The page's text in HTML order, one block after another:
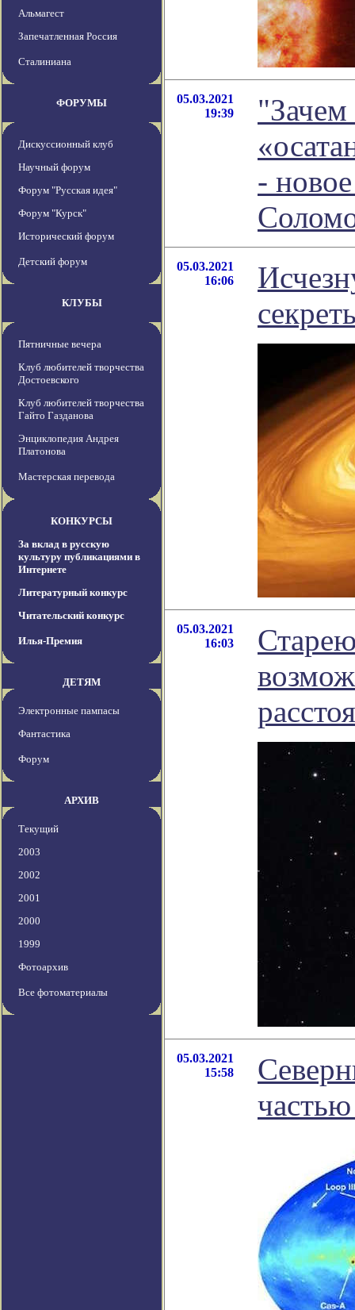
Альмагест
Запечатленная Россия
Сталиниана
ФОРУМЫ
Дискуссионный клуб
Научный форум
Форум "Русская идея"
Форум "Курск"
Исторический форум
Детский форум
КЛУБЫ
Пятничные вечера
Клуб любителей творчества
Достоевского
Клуб любителей творчества
Гайто Газданова
Энциклопедия Андрея
Платонова
Мастерская перевода
КОНКУРСЫ
За вклад в русскую
культуру публикациями в
Интернете
Литературный конкурс
Читательский конкурс
Илья-Премия
ДЕТЯМ
Электронные пампасы
Фантастика
Форум
АРХИВ
Текущий
2003
2002
2001
2000
1999
Фотоархив
Все фотоматериалы
05.03.2021
19:39
"Зачем
-
05.03.2021
16:06
05.03.2021
16:03
05.03.2021
15:58